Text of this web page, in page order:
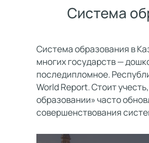
Система
Система образования в
многих государств —
последипломное.
World Report. Стоит
образовании» часто
совершенствования